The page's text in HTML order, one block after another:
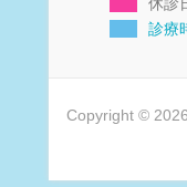
診療
Copyright © 2026